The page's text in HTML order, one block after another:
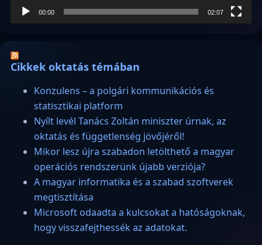
00:00 02:07
Cikkek oktatás témában
Konzulens – a polgári kommunikációs és
statisztikai platform
Nyílt levél Tanács Zoltán miniszter úrnak, az
oktatás és függetlenség jövőjéről!
Mikor lesz újra szabadon letölthető a magyar
operációs rendszerünk újabb verziója?
A magyar informatika és a szabad szoftverek
megtisztítása
Microsoft odaadta a kulcsokat a hatóságoknak,
hogy visszafejthessék az adatokat.